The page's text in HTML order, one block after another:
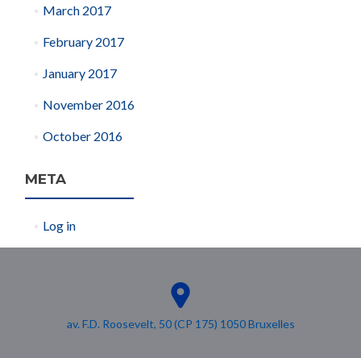
March 2017
February 2017
January 2017
November 2016
October 2016
META
Log in
av. F.D. Roosevelt, 50 (CP 175) 1050 Bruxelles